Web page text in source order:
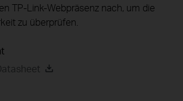
TP-Link-Webpräsenz nach, um die
zu überprüfen.